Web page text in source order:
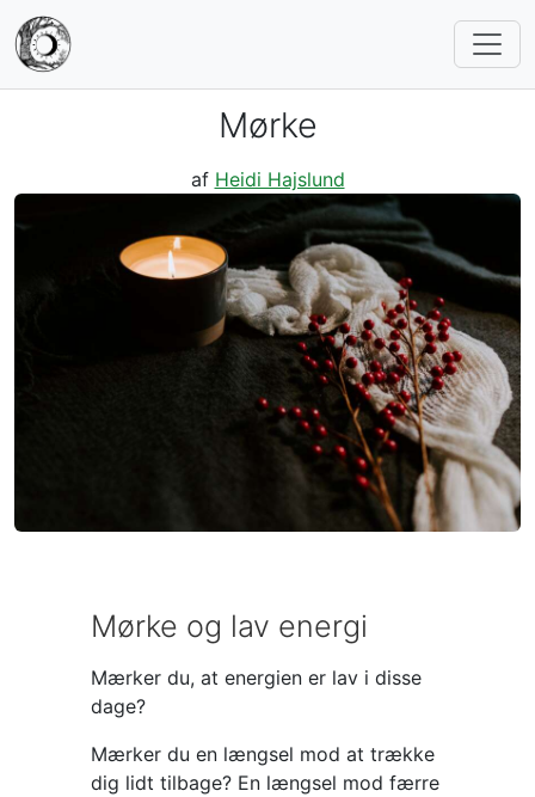
Mørke
af Heidi Hajslund
Mørke og lav energi
Mærker du, at energien er lav i disse
dage?
Mærker du en længsel mod at trække
dig lidt tilbage? En længsel mod færre